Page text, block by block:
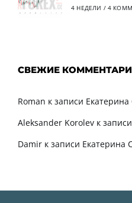
4 НЕДЕЛИ / 4
СВЕЖИЕ
Roman к записи
Aleksander Korolev к записи
Damir к записи Екатерина